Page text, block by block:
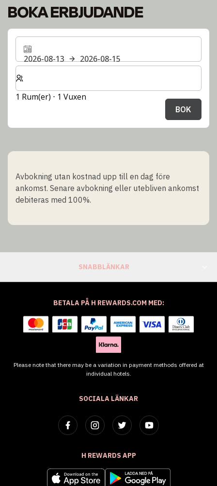
BOKA ERBJUDANDE
2026-08-13
2026-08-15
Välj antal rum och gäster för din vistelse
1 Rum(er) ⋅ 1 Vuxen
BOK
Avbokning utan kostnad upp till en dag före
ankomst. Senare avbokning eller utebliven ankomst
debiteras med 100%.
SNABBLÄNKAR
SOCIALA LÄNKAR
H REWARDS APP
BETALA PÅ H REWARDS.COM MED:
Please note that there may be a variation in payment methods offered at
individual hotels.